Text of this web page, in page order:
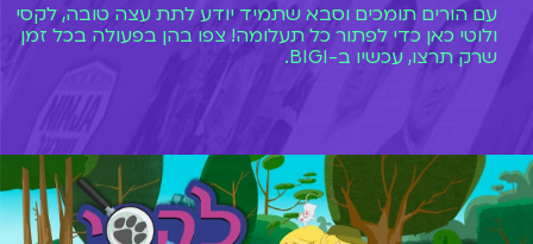
עם הורים תומכים וסבא שתמיד יודע לתת עצה טובה, לקסי
ולוטי כאן כדי לפתור כל תעלומה! צפו בהן בפעולה בכל זמן
שרק תרצו, עכשיו ב-BIGI.